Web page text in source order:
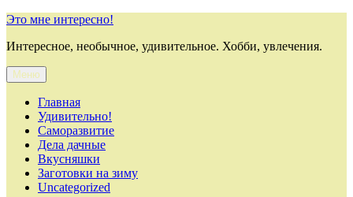
Перейти
содержимому
Это мне интересно!
Интересное, необычное, удивительное. Хобби, увлечения.
Меню
Главная
Удивительно!
Саморазвитие
Дела дачные
Вкусняшки
Заготовки на зиму
Uncategorized